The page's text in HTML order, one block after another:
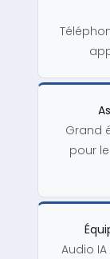
Grand
pour
Audio